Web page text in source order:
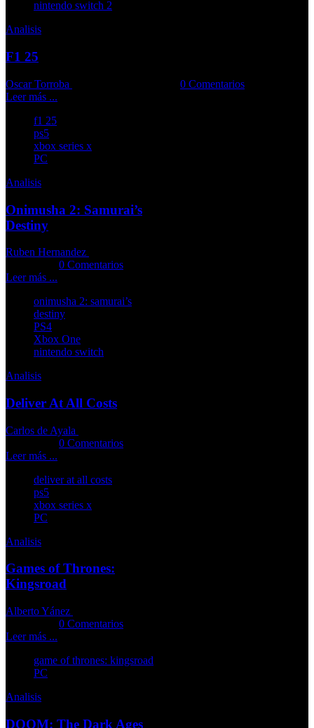
nintendo switch 2
Analisis
F1 25
Oscar Torroba
0 Comentarios
Leer más ...
f1 25
ps5
xbox series x
PC
Analisis
Onimusha 2: Samurai’s
Destiny
Ruben Hernandez
0 Comentarios
Leer más ...
onimusha 2: samurai’s
destiny
PS4
Xbox One
nintendo switch
Analisis
Deliver At All Costs
Carlos de Ayala
0 Comentarios
Leer más ...
deliver at all costs
ps5
xbox series x
PC
Analisis
Games of Thrones:
Kingsroad
Alberto Yánez
0 Comentarios
Leer más ...
game of thrones: kingsroad
PC
Analisis
DOOM: The Dark Ages